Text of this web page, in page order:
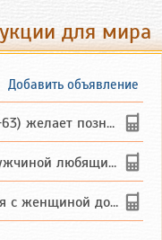
для мира
Добавить объявление
добродушным, без вредных ...
и петь на родном чувашском языке
или русской национальности дл...